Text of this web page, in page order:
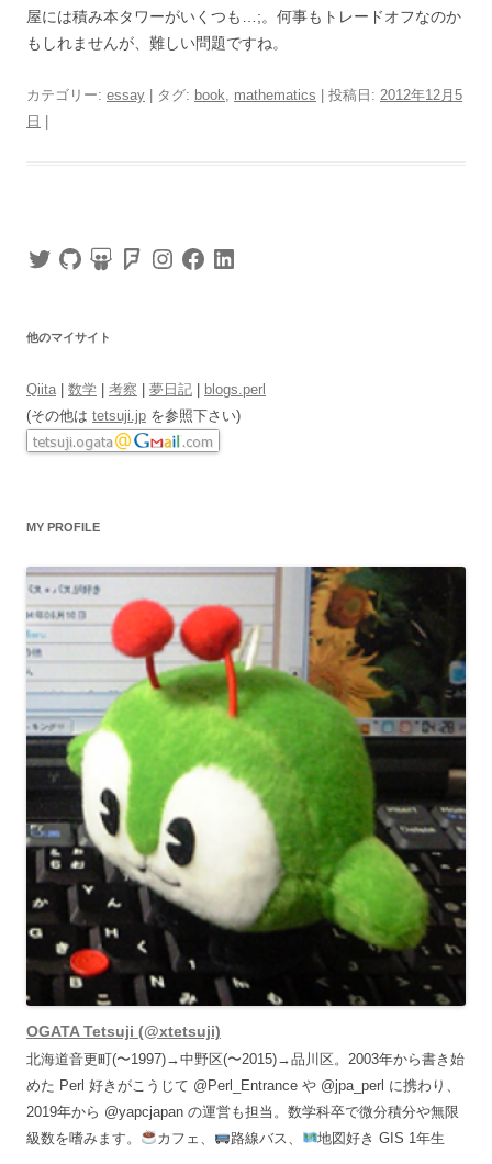
屋には積み本タワーがいくつも…;。何事もトレードオフなのか
もしれませんが、難しい問題ですね。
カテゴリー: essay | タグ: book, mathematics | 投稿日: 2012年12月5
日
TwitterGitHubSlideShareFoursquare
InstagramFacebookLinkedIn
他のマイサイト
Qiita 数学 考察 夢日記
blogs.perl
(その他は tetsuji.jp を参照下さい)
MY PROFILE
OGATA Tetsuji (@xtetsuji)
北海道音更町(〜1997)→中野区(〜2015)→品川区。2003年から書き始
めた Perl 好きがこうじて @Perl_Entrance や @jpa_perl に携わり、
2019年から @yapcjapan の運営も担当。数学科卒で微分積分や無限
級数を嗜みます。
カフェ、 路線バス、 地図好き GIS 1年生